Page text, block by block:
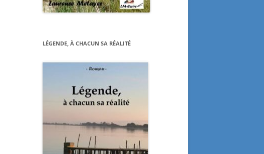
LÉGENDE, À CHACUN SA RÉALITÉ